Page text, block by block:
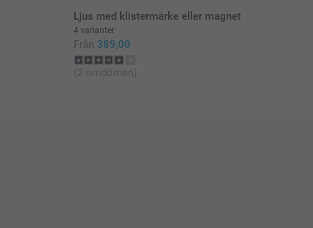
Ljus med klistermärke eller magnet
4 varianter
Från 389,00
(2 omdömen)